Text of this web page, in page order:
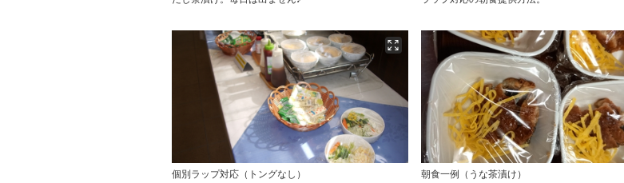
個別ラップ対応（トングなし） 朝食一例（うな茶漬け）